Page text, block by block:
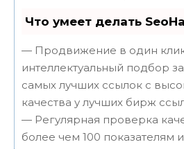
Что умеет делать
— Продвижение в один
интеллектуальный подбор
самых лучших ссылок с
качества у лучших бирж
— Регулярная проверка
более чем 100 показателям